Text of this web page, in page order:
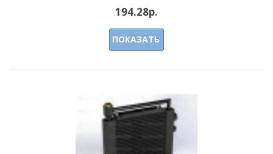
194.28р.
ПОКАЗАТЬ